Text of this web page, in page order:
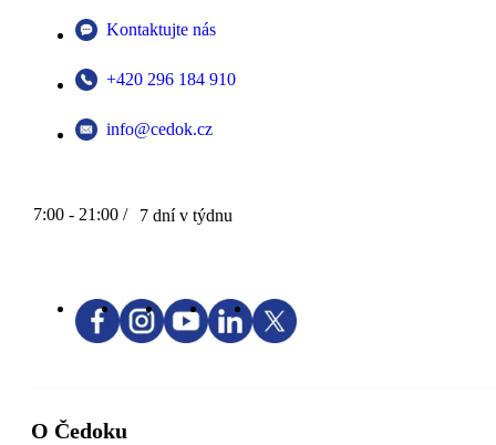
Kontaktujte nás
+420 296 184 910
info@cedok.cz
7:00 - 21:00 / 7 dní v týdnu
O Čedoku